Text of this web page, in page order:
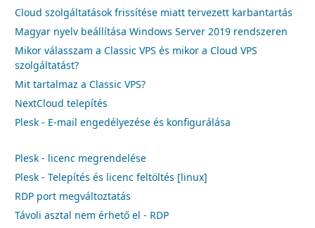
Cloud szolgáltatások frissítése miatt tervezett karbantartás
Magyar nyelv beállítása Windows Server 2019 rendszeren
Mikor válasszam a Classic VPS és mikor a Cloud VPS
szolgáltatást?
Mit tartalmaz a Classic VPS?
NextCloud telepítés
Plesk - E-mail engedélyezése és konfigurálása
Plesk - licenc megrendelése
Plesk - Telepítés és licenc feltöltés [linux]
RDP port megváltoztatás
Távoli asztal nem érhető el - RDP